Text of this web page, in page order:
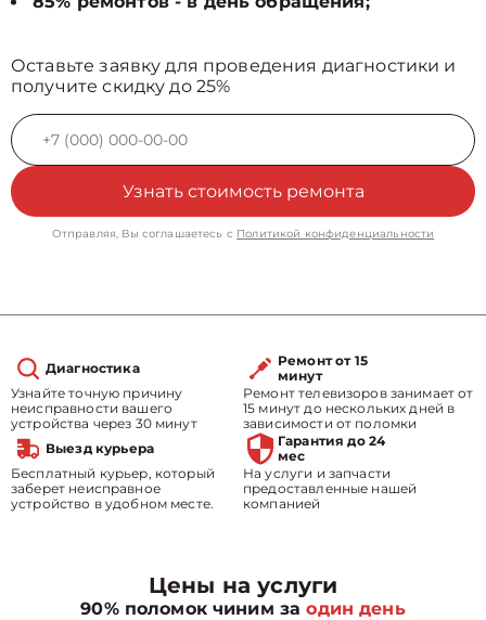
Оставьте заявку для проведения диагностики и
получите скидку до 25%
Узнать стоимость ремонта
Отправляя, Вы соглашаетесь с Политикой конфиденциальности
Диагностика
Узнайте точную причину
неисправности вашего
устройства через 30 минут
Ремонт от 15
минут
Ремонт телевизоров занимает от
15 минут до нескольких дней в
зависимости от поломки
Выезд курьера
Бесплатный курьер, который
заберет неисправное
устройство в удобном месте.
Гарантия до 24
мес
На услуги и запчасти
предоставленные нашей
компанией
Цены на услуги
90% поломок чиним заодин день